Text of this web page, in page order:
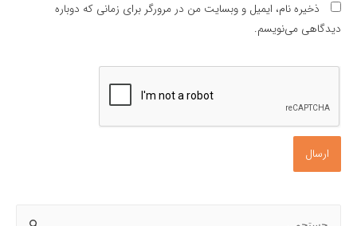
ذخیره نام، ایمیل و وبسایت من در مرورگر برای زمانی که دوباره
دیدگاهی می‌نویسم.